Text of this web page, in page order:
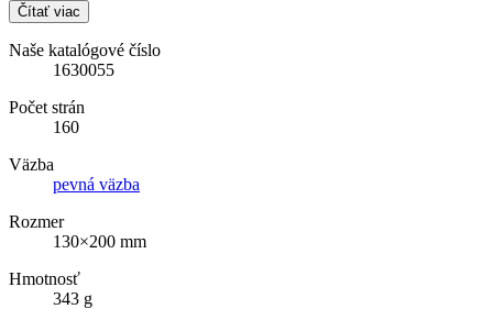
Čítať viac
Naše katalógové číslo
1630055
Počet strán
160
Väzba
pevná väzba
Rozmer
130×200 mm
Hmotnosť
343 g